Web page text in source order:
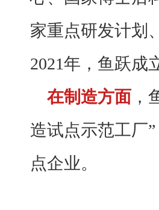
家重点研发计划
2021年，鱼跃成
在制造方面 ，
造试点示范工厂
点企业。